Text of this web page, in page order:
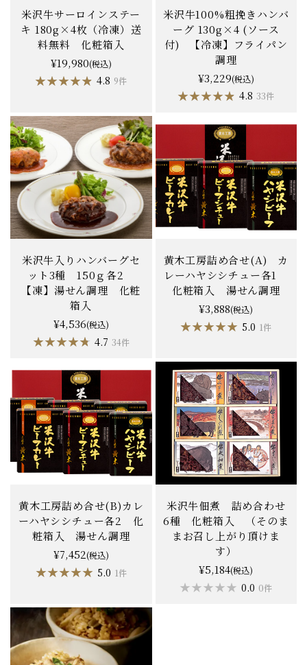
米沢牛サーロインステー
キ 180g×4枚（冷凍）送
料無料 化粧箱入
¥19,980(税込)
★★★★★
★★★★★ 4.8 9件
米沢牛100%粗挽きハンバ
ーグ 130g×4 (ソース
付) 【冷凍】フライパン
調理
¥3,229(税込)
★★★★★
★★★★★ 4.8 33件
米沢牛入りハンバーグセ
ット3種 150ｇ各2
【凍】湯せん調理 化粧
箱入
¥4,536(税込)
★★★★★
★★★★★ 4.7 34件
黄木工房詰め合せ(A) カ
レーハヤシシチュー各1
化粧箱入 湯せん調理
¥3,888(税込)
★★★★★
★★★★★ 5.0 1件
黄木工房詰め合せ(B)カレ
ーハヤシシチュー各2 化
粧箱入 湯せん調理
¥7,452(税込)
★★★★★
★★★★★ 5.0 1件
米沢牛佃煮 詰め合わせ
6種 化粧箱入 （そのま
まお召し上がり頂けま
す）
¥5,184(税込)
★★★★★
★★★★★ 0.0 0件